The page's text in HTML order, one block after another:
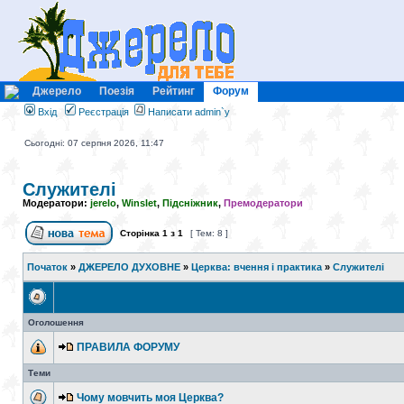
Джерело Поезія Рейтинг Форум
Вхід Реєстрація Написати admin`у
Сьогодні: 07 серпня 2026, 11:47
Служителі
Модератори: jerelo, Winslet, Підсніжник, Премодератори
Сторінка 1 з 1 [ Тем: 8 ]
Початок » ДЖЕРЕЛО ДУХОВНЕ » Церква: вчення і практика » Служителі
Оголошення
ПРАВИЛА ФОРУМУ
Теми
Чому мовчить моя Церква?